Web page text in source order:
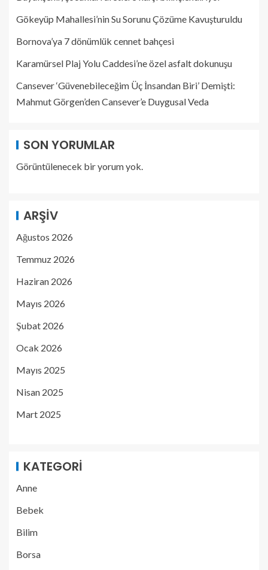
Gökeyüp Mahallesi’nin Su Sorunu Çözüme Kavuşturuldu
Bornova’ya 7 dönümlük cennet bahçesi
Karamürsel Plaj Yolu Caddesi’ne özel asfalt dokunuşu
Cansever ‘Güvenebileceğim Üç İnsandan Biri’ Demişti:
Mahmut Görgen’den Cansever’e Duygusal Veda
SON YORUMLAR
Görüntülenecek bir yorum yok.
ARŞIV
Ağustos 2026
Temmuz 2026
Haziran 2026
Mayıs 2026
Şubat 2026
Ocak 2026
Mayıs 2025
Nisan 2025
Mart 2025
KATEGORI
Anne
Bebek
Bilim
Borsa